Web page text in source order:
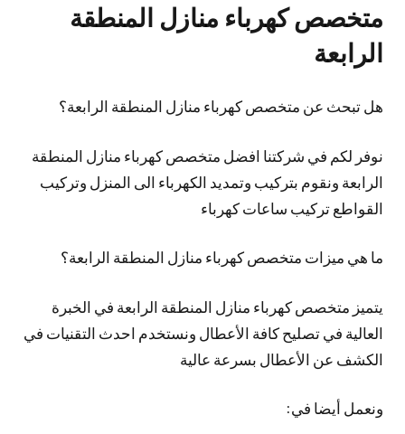
متخصص كهرباء منازل المنطقة
الرابعة
هل تبحث عن متخصص كهرباء منازل المنطقة الرابعة؟
نوفر لكم في شركتنا افضل متخصص كهرباء منازل المنطقة
الرابعة ونقوم بتركيب وتمديد الكهرباء الى المنزل وتركيب
القواطع تركيب ساعات كهرباء
ما هي ميزات متخصص كهرباء منازل المنطقة الرابعة؟
يتميز متخصص كهرباء منازل المنطقة الرابعة في الخبرة
العالية في تصليح كافة الأعطال ونستخدم احدث التقنيات في
الكشف عن الأعطال بسرعة عالية
ونعمل أيضا في: